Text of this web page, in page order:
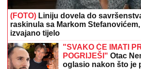
(FOTO) Liniju dovela do
raskinula sa Markom
izvajano tijelo
"SVAKO ĆE IMATI
POGRIJEŠI" Otac
oglasio nakon što je